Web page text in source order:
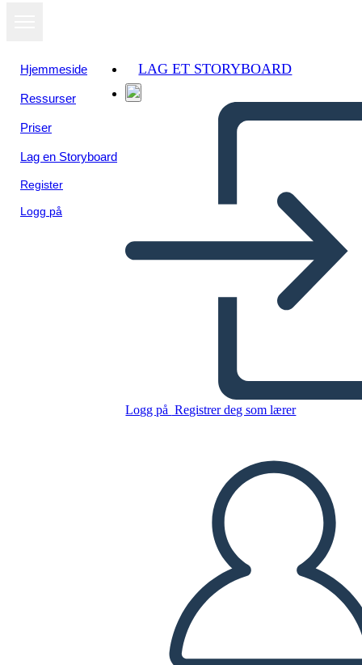
Hjemmeside
Ressurser
Priser
Lag en Storyboard
Register
Logg på
LAG ET STORYBOARD
Logg på Registrer deg som lærer
SPILLE AV LYSBILDEFREMVISNING
LES FOR MEG